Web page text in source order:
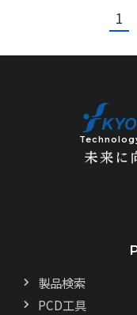
1
製品検索
PCD工具